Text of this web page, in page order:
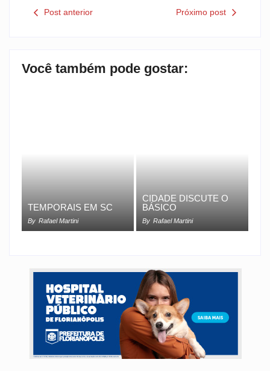
Post anterior Próximo post
Você também pode gostar:
TEMPORAIS EM SC
By Rafael Martini
CIDADE DISCUTE O
BÁSICO
By Rafael Martini